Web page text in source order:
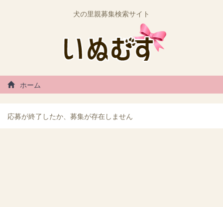
犬の里親募集検索サイト
ホーム
応募が終了したか、募集が存在しません